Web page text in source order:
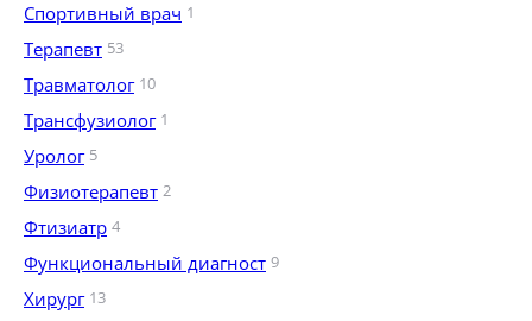
Спортивный врач 1
Терапевт 53
Травматолог 10
Трансфузиолог 1
Уролог 5
Физиотерапевт 2
Фтизиатр 4
Функциональный диагност 9
Хирург 13